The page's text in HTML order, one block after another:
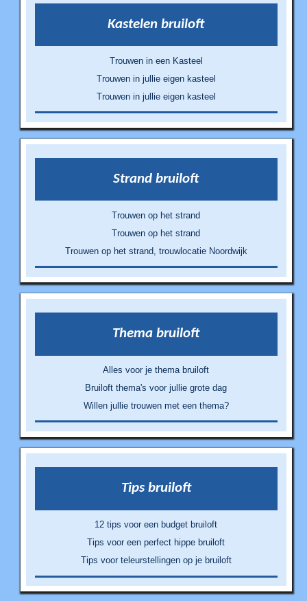
Kastelen bruiloft
Trouwen in een Kasteel
Trouwen in jullie eigen kasteel
Trouwen in jullie eigen kasteel
Strand bruiloft
Trouwen op het strand
Trouwen op het strand
Trouwen op het strand, trouwlocatie Noordwijk
Thema bruiloft
Alles voor je thema bruiloft
Bruiloft thema's voor jullie grote dag
Willen jullie trouwen met een thema?
Tips bruiloft
12 tips voor een budget bruiloft
Tips voor een perfect hippe bruiloft
Tips voor teleurstellingen op je bruiloft